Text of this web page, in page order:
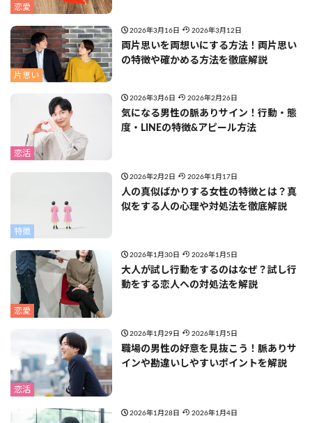
恋愛
片思い
2026年3月16日 2026年3月12日
両片思いを両想いにする方法！両片思い
の特徴や確かめる方法を徹底解説
恋活
2026年3月6日 2026年2月26日
気になる男性の脈ありサイン！行動・態
度・LINEの特徴&アピール方法
特徴
2026年2月2日 2026年1月17日
人の真似ばかりする女性の特徴とは？真
似をする人の心理や対処法を徹底解説
恋愛
2026年1月30日 2026年1月5日
大人が試し行動をするのはなぜ？試し行
動をする恋人への対処法を解説
恋活
2026年1月29日 2026年1月5日
職場の男性の好意を見抜こう！脈ありサ
インや勘違いしやすいポイントを解説
2026年1月28日 2026年1月4日